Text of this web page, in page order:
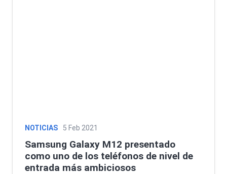
NOTICIAS 5 Feb 2021
Samsung Galaxy M12 presentado
como uno de los teléfonos de nivel de
entrada más ambiciosos